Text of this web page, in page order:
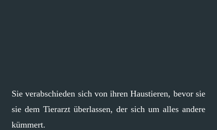
Sie verabschieden sich von ihren Haustieren, bevor sie
sie dem Tierarzt überlassen, der sich um alles andere
kümmert.